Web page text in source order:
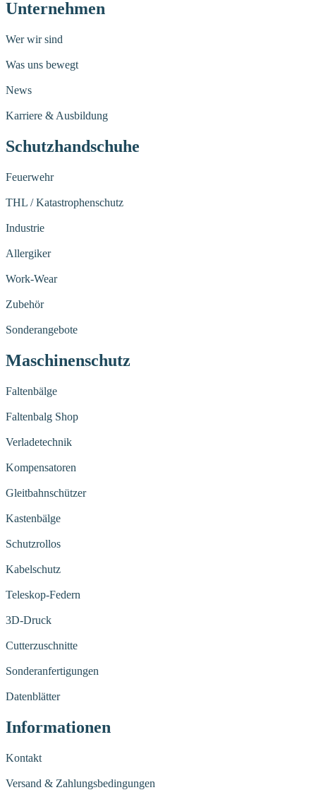
Unternehmen
Wer wir sind
Was uns bewegt
News
Karriere & Ausbildung
Schutzhandschuhe
Feuerwehr
THL / Katastrophenschutz
Industrie
Allergiker
Work-Wear
Zubehör
Sonderangebote
Maschinenschutz
Faltenbälge
Faltenbalg Shop
Verladetechnik
Kompensatoren
Gleitbahnschützer
Kastenbälge
Schutzrollos
Kabelschutz
Teleskop-Federn
3D-Druck
Cutterzuschnitte
Sonderanfertigungen
Datenblätter
Informationen
Kontakt
Versand & Zahlungsbedingungen